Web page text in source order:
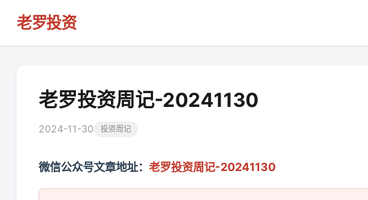
老罗投资
老罗投资周记-20241130
2024-11-30 投资周记
微信公众号文章地址： 老罗投资周记-20241130